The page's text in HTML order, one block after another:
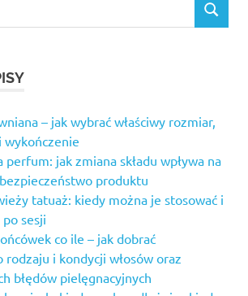
– jak wybrać właściwy rozmiar,
wykończenie
perfum: jak zmiana składu wpływa na
produktu
tatuaż: kiedy można je stosować i
sesji
co ile – jak dobrać
rodzaju i kondycji włosów oraz
błędów pielęgnacyjnych